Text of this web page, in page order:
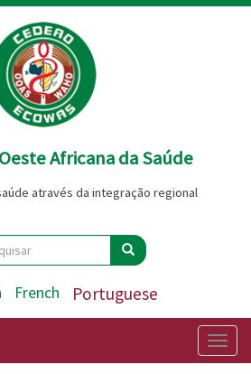
Africana da Saúde
através da integração regional
Pesquisar
French Portuguese